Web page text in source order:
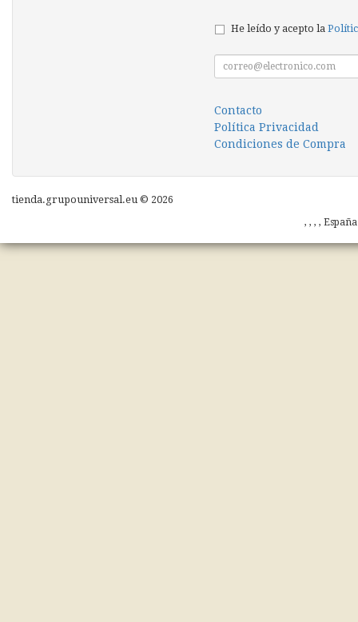
He leído y acepto la
Contacto
Política Privacidad
Condiciones de Compra
tienda.grupouniversal.eu © 2026
, , , ,